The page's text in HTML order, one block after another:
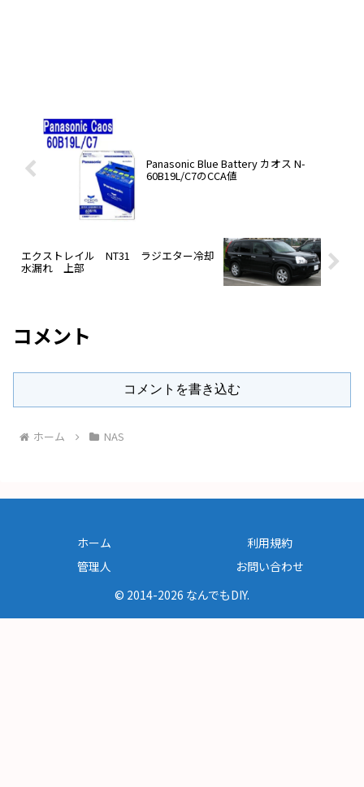
Panasonic Blue Battery カオス N-
60B19L/C7のCCA値
エクストレイル NT31 ラジエター冷却
水漏れ 上部
コメント
コメントを書き込む
ホーム NAS
ホーム
利用規約
管理人
お問い合わせ
© 2014-2026 なんでもDIY.